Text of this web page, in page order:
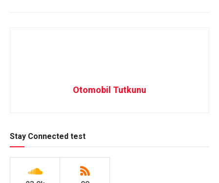
Otomobil Tutkunu
Stay Connected test